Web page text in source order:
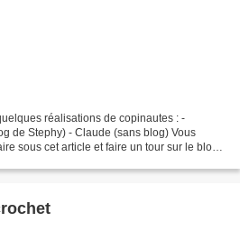
réalisations de copinautes : -
de Stephy) - Claude (sans blog) Vous
sous cet article et faire un tour sur le blog